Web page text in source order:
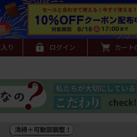
り ログイン カート